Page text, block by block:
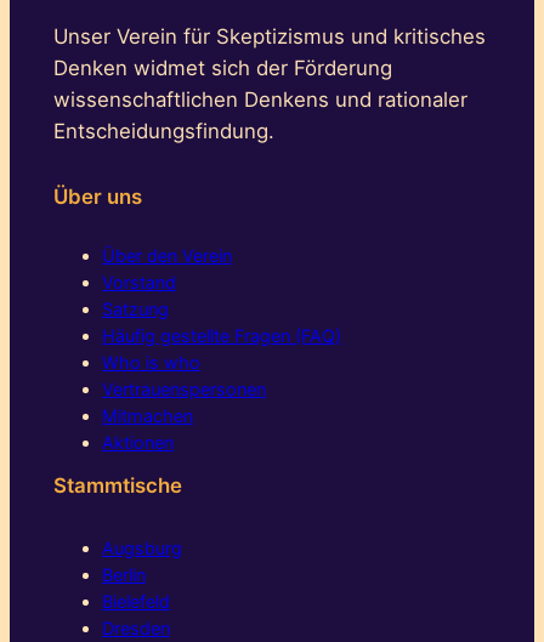
Unser Verein für Skeptizismus und kritisches
Denken widmet sich der Förderung
wissenschaftlichen Denkens und rationaler
Entscheidungsfindung.
Über uns
Über den Verein
Vorstand
Satzung
Häufig gestellte Fragen (FAQ)
Who is who
Vertrauenspersonen
Mitmachen
Aktionen
Stammtische
Augsburg
Berlin
Bielefeld
Dresden